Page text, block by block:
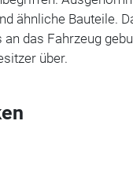
ähnliche Bauteile.
das Fahrzeug
über.